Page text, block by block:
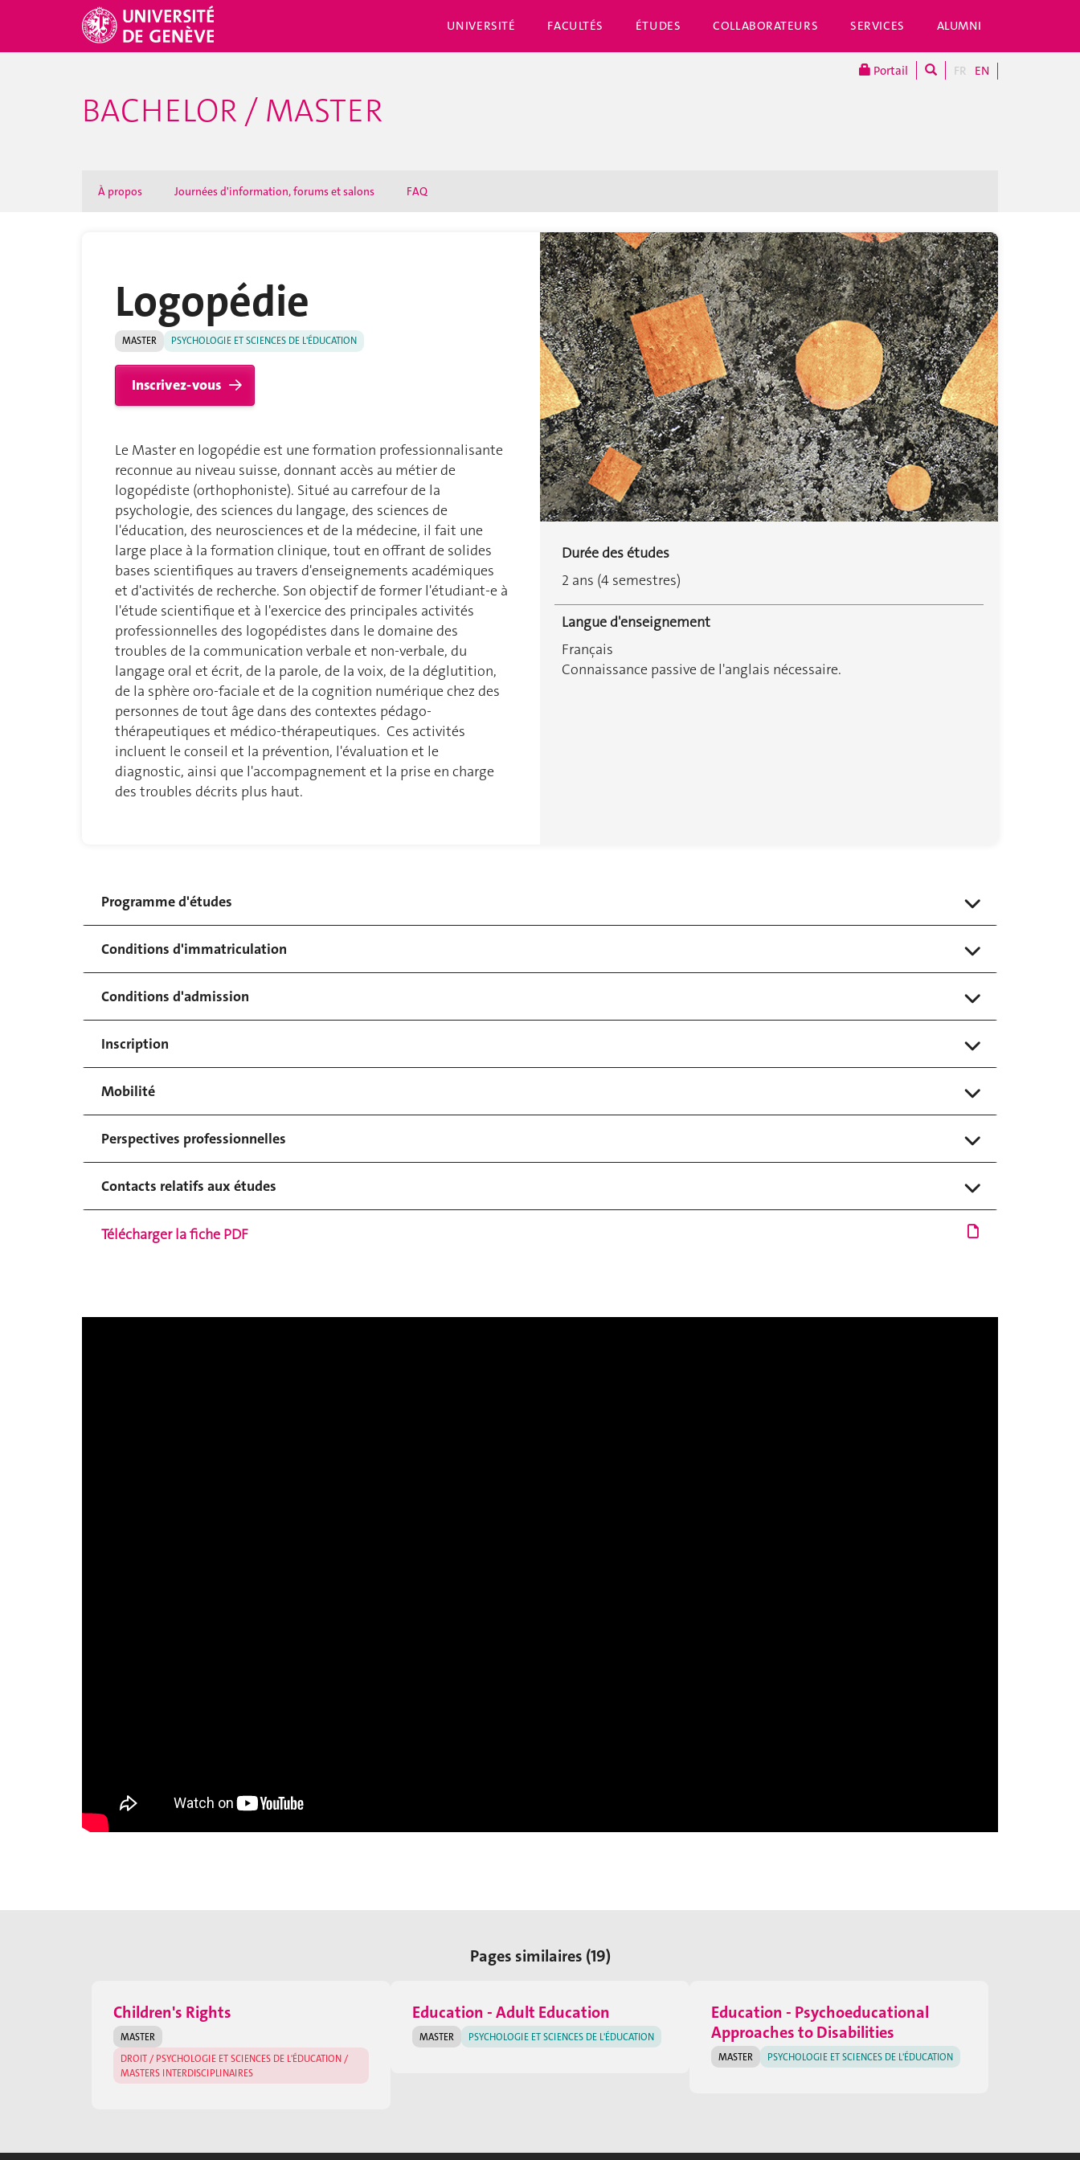
UNIVERSITÉ FACULTÉS ÉTUDES COLLABORATEURS SERVICES ALUMNI
Portail FR EN
BACHELOR / MASTER
À propos Journées d'information, forums et salons FAQ
Logopédie
MASTER PSYCHOLOGIE ET SCIENCES DE L'ÉDUCATION
Inscrivez-vous
Le Master en logopédie est une formation professionnalisante
reconnue au niveau suisse, donnant accès au métier de
logopédiste (orthophoniste). Situé au carrefour de la
psychologie, des sciences du langage, des sciences de
l'éducation, des neurosciences et de la médecine, il fait une
large place à la formation clinique, tout en offrant de solides
bases scientifiques au travers d'enseignements académiques
et d'activités de recherche. Son objectif de former l'étudiant-e à
l'étude scientifique et à l'exercice des principales activités
professionnelles des logopédistes dans le domaine des
troubles de la communication verbale et non-verbale, du
langage oral et écrit, de la parole, de la voix, de la déglutition,
de la sphère oro-faciale et de la cognition numérique chez des
personnes de tout âge dans des contextes pédago-
thérapeutiques et médico-thérapeutiques. Ces activités
incluent le conseil et la prévention, l'évaluation et le
diagnostic, ainsi que l'accompagnement et la prise en charge
des troubles décrits plus haut.
Durée des études
2 ans (4 semestres)
Langue d'enseignement
Français
Connaissance passive de l'anglais nécessaire.
Programme d'études
Conditions d'immatriculation
Conditions d'admission
Inscription
Mobilité
Perspectives professionnelles
Contacts relatifs aux études
Télécharger la fiche PDF
Pages similaires (19)
Children's Rights
MASTER
DROIT / PSYCHOLOGIE ET SCIENCES DE L'ÉDUCATION /
MASTERS INTERDISCIPLINAIRES
Education - Adult Education
MASTER PSYCHOLOGIE ET SCIENCES DE L'ÉDUCATION
Education - Psychoeducational
Approaches to Disabilities
MASTER PSYCHOLOGIE ET SCIENCES DE L'ÉDUCATION